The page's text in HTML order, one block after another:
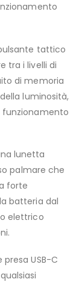
tattico
tra i livelli di
di memoria
luminosità,
funzionamento
lunetta
palmare che
forte
batteria dal
elettrico
USB-C